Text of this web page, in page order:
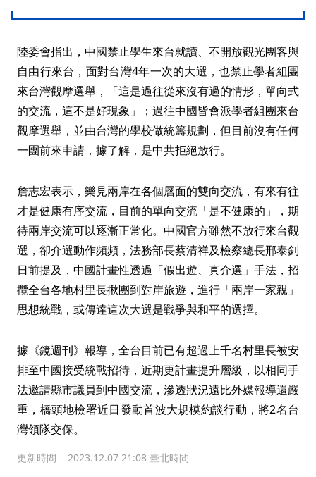
陸委會指出，中國禁止學生來台就讀、不開放觀光團客與
自由行來台，面對台灣4年一次的大選，也禁止學者組團
來台灣觀摩選舉，「這是過往從來沒有過的情形，單向式
的交流，這不是好現象」；過往中國皆會派學者組團來台
觀摩選舉，並由台灣的學校做統籌規劃，但目前沒有任何
一團前來申請，據了解，是中共拒絕放行。
詹志宏表示，樂見兩岸在各個層面的雙向交流，有來有往
才是健康有序交流，目前的單向交流「是不健康的」，期
待兩岸交流可以逐漸正常化。中國官方雖然不放行來台觀
選，卻介選動作頻頻，法務部長蔡清祥及檢察總長邢泰釗
日前提及，中國計畫性透過「假出遊、真介選」手法，招
攬全台各地村里長揪團到對岸旅遊，進行「兩岸一家親」
思想統戰，或傳達這次大選是戰爭與和平的選擇。
據《鏡週刊》報導，全台目前已有超過上千名村里長被安
排至中國接受統戰招待，近期更計畫提升層級，以相同手
法邀請縣市議員到中國交流，滲透狀況遠比外媒報導還嚴
重，橋頭地檢署近日發動首波大規模約談行動，將2名台
灣領隊交保。
更新時間 2023.12.07 21:08 臺北時間